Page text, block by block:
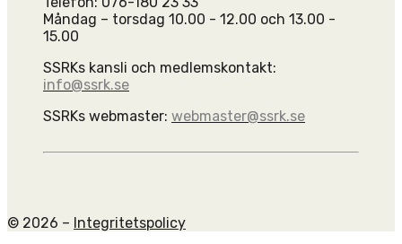
Måndag – torsdag 10.00 - 12.00 och 13.00 -
15.00
SSRKs kansli och medlemskontakt:
info@ssrk.se
SSRKs webmaster: webmaster@ssrk.se
© 2026 – Integritetspolicy